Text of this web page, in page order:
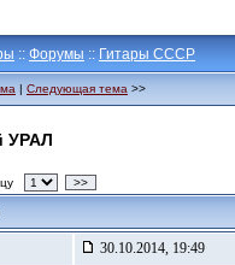
:: Форумы :: Гитары СССР
| Следующая тема >>
УРАЛ
>>
30.10.2014, 19:49